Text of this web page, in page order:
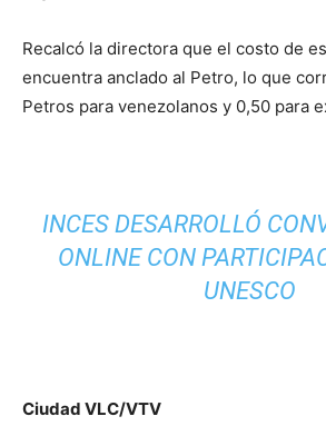
Recalcó la directora que el costo de
encuentra anclado al Petro, lo que
Petros para venezolanos y 0,50 para
INCES DESARROLLÓ
ONLINE CON
UNESCO
Ciudad VLC/VTV